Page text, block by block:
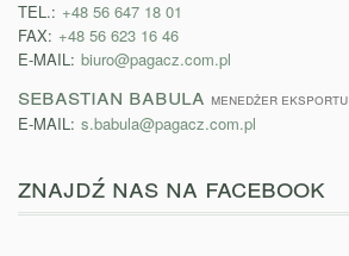
TEL.: +48 56 647 18 01
FAX: +48 56 623 16 46
E-MAIL: biuro@pagacz.com.pl
sebastian babula menedżer eksportu
E-MAIL: s.babula@pagacz.com.pl
znajdź nas na facebook